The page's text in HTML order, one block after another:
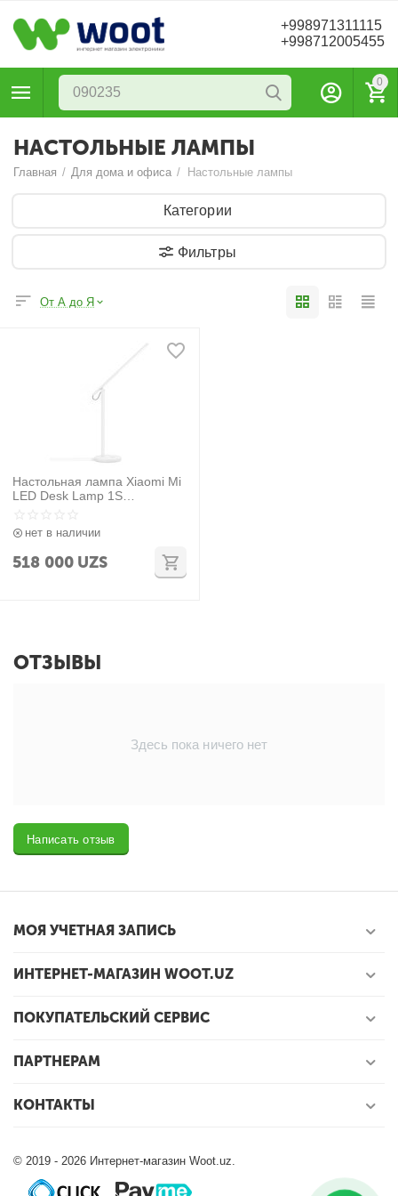
+998971311115
+998712005455
0
НАСТОЛЬНЫЕ ЛАМПЫ
Главная / Для дома и офиса / Настольные лампы
Категории
Фильтры
От А до Я
Настольная лампа Xiaomi Mi
LED Desk Lamp 1S
нет в наличии
518 000 UZS
ОТЗЫВЫ
Здесь пока ничего нет
Написать отзыв
МОЯ УЧЕТНАЯ ЗАПИСЬ
ИНТЕРНЕТ-МАГАЗИН WOOT.UZ
ПОКУПАТЕЛЬСКИЙ СЕРВИС
ПАРТНЕРАМ
КОНТАКТЫ
© 2019 - 2026 Интернет-магазин Woot.uz.